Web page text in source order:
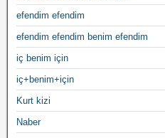
efendim efendim
efendim efendim benim efendim
iç benim için
iç+benim+için
Kurt kizi
Naber